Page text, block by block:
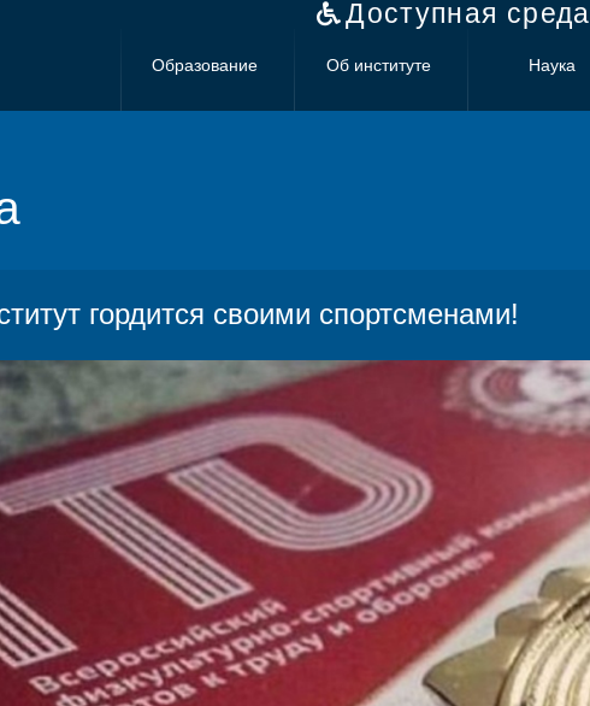
Доступная среда
Образование Об институте Наука
гордится своими спортсменами!